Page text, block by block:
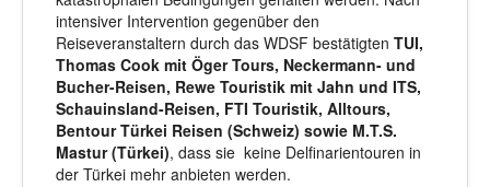
intensiver Intervention gegenüber den
Reiseveranstaltern durch das WDSF bestätigten TUI,
Thomas Cook mit Öger Tours, Neckermann- und
Bucher-Reisen, Rewe Touristik mit Jahn und ITS,
Schauinsland-Reisen, FTI Touristik, Alltours,
Bentour Türkei Reisen (Schweiz) sowie M.T.S.
Mastur (Türkei), dass sie keine Delfinarientouren in
der Türkei mehr anbieten werden.